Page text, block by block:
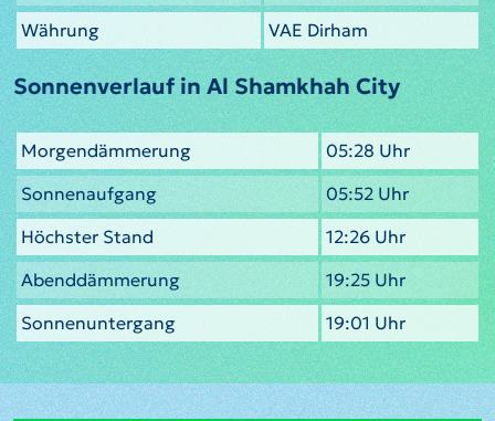
Währung
VAE Dirham
Sonnenverlauf in Al Shamkhah City
Morgendämmerung
05:28 Uhr
Sonnenaufgang
05:52 Uhr
Höchster Stand
12:26 Uhr
Abenddämmerung
19:25 Uhr
Sonnenuntergang
19:01 Uhr